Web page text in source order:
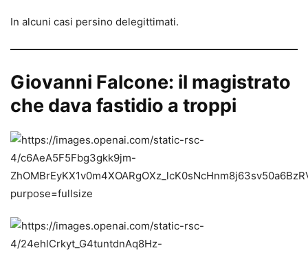
In alcuni casi persino delegittimati.
Giovanni Falcone: il magistrato
che dava fastidio a troppi